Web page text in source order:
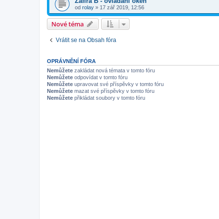
od rolay » 17 zář 2019, 12:56
Nové téma
Vrátit se na Obsah fóra
OPRÁVNĚNÍ FÓRA
Nemůžete zakládat nová témata v tomto fóru
Nemůžete odpovídat v tomto fóru
Nemůžete upravovat své příspěvky v tomto fóru
Nemůžete mazat své příspěvky v tomto fóru
Nemůžete přikládat soubory v tomto fóru